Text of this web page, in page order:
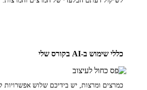
כללי שימוש ב-AI בקורס שלי